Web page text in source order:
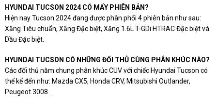
HYUNDAI TUCSON 2024 CÓ MẤY PHIÊN BẢN?
Hiện nay Tucson 2024 đang được phân phối 4 phiên bản như sau:
Xăng Tiêu chuẩn, Xăng Đặc biệt, Xăng 1.6L T-GDi HTRAC Đặc biệt và
Dầu Đặc biệt.
HYUNDAI TUCSON CÓ NHỮNG ĐỐI THỦ CÙNG PHÂN KHÚC NÀO?
Các đối thủ nằm chung phân khúc CUV với chiếc Hyundai Tucson có
thể kể đến như: Mazda CX5, Honda CRV, Mitsubishi Outlander,
Peugeot 3008...